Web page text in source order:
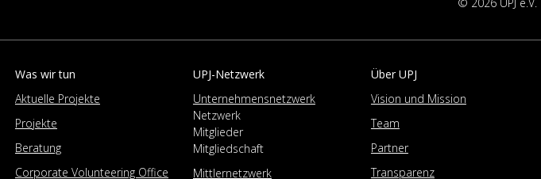
Was wir tun
Aktuelle Projekte
Projekte
Beratung
Corporate Volunteering Office
UPJ-Netzwerk
Unternehmensnetzwerk
Netzwerk
Mitglieder
Mitgliedschaft
Mittlernetzwerk
Über UPJ
Vision und Mission
Team
Partner
Transparenz